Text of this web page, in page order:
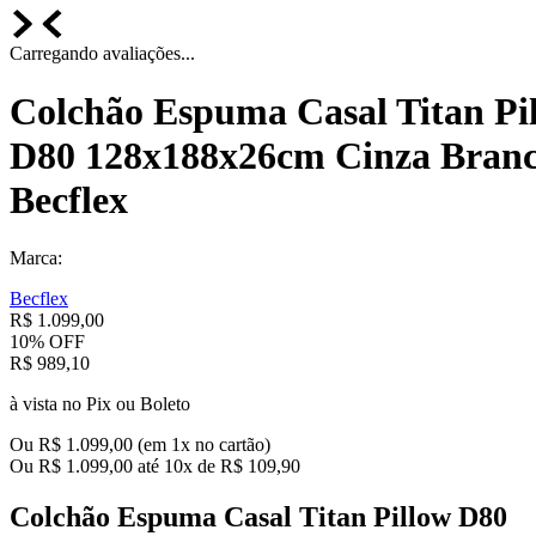
Carregando avaliações...
Colchão Espuma Casal Titan
D80 128x188x26cm Cinza
Becflex
Marca:
Becflex
R$ 1.099,00
10% OFF
R$ 989,10
à vista no Pix ou Boleto
Ou R$ 1.099,00 (em 1x no cartão)
Ou R$ 1.099,00 até 10x de R$ 109,90
Colchão Espuma Casal Titan Pillow D80